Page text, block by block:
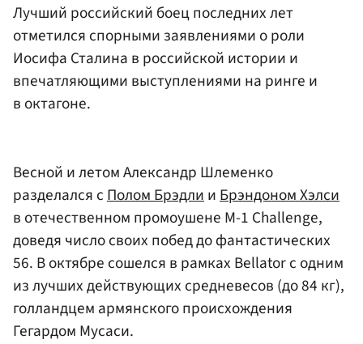
Лучший российский боец последних лет
отметился спорными заявлениями о роли
Иосифа Сталина в российской истории и
впечатляющими выступлениями на ринге и
в октагоне.
Весной и летом Александр Шлеменко
разделался сПолом БрэдлииБрэндоном Хэлси
в отечественном промоушене M-1 Challenge,
доведя число своих побед до фантастических
56. В октябре сошелся в рамках Bellator с одним
из лучших действующих средневесов (до 84 кг),
голландцем армянского происхождения
Гегардом Мусаси.